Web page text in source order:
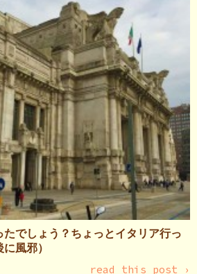
たでしょう？ちょっとイタリア行っ
風邪）
read this post ›